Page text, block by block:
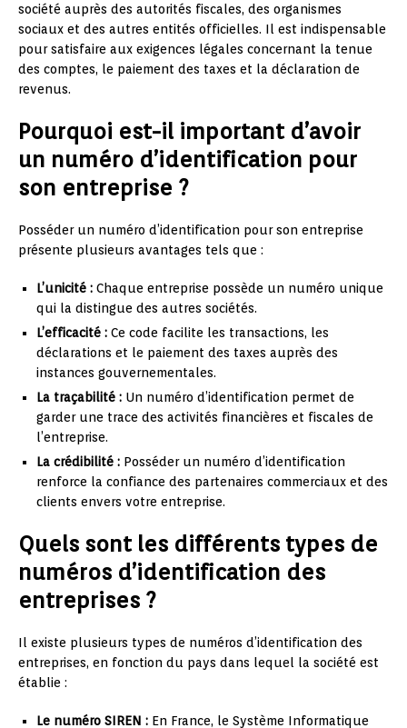
société auprès des autorités fiscales, des organismes
sociaux et des autres entités officielles. Il est indispensable
pour satisfaire aux exigences légales concernant la tenue
des comptes, le paiement des taxes et la déclaration de
revenus.
Pourquoi est-il important d’avoir
un numéro d’identification pour
son entreprise ?
Posséder un numéro d’identification pour son entreprise
présente plusieurs avantages tels que :
L’unicité : Chaque entreprise possède un numéro unique
qui la distingue des autres sociétés.
L’efficacité : Ce code facilite les transactions, les
déclarations et le paiement des taxes auprès des
instances gouvernementales.
La traçabilité : Un numéro d’identification permet de
garder une trace des activités financières et fiscales de
l’entreprise.
La crédibilité : Posséder un numéro d’identification
renforce la confiance des partenaires commerciaux et des
clients envers votre entreprise.
Quels sont les différents types de
numéros d’identification des
entreprises ?
Il existe plusieurs types de numéros d’identification des
entreprises, en fonction du pays dans lequel la société est
établie :
Le numéro SIREN : En France, le Système Informatique